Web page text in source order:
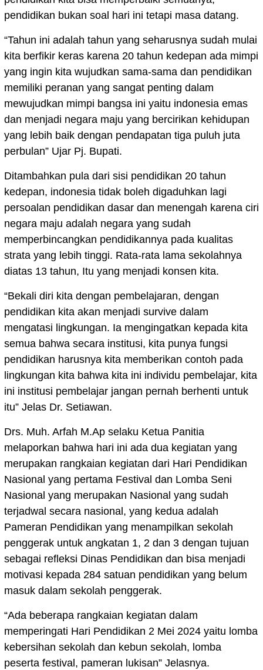
pendidikan bukan soal hari ini tetapi masa datang.
“Tahun ini adalah tahun yang seharusnya sudah mulai
kita berfikir keras karena 20 tahun kedepan ada mimpi
yang ingin kita wujudkan sama-sama dan pendidikan
memiliki peranan yang sangat penting dalam
mewujudkan mimpi bangsa ini yaitu indonesia emas
dan menjadi negara maju yang bercirikan kehidupan
yang lebih baik dengan pendapatan tiga puluh juta
perbulan” Ujar Pj. Bupati.
Ditambahkan pula dari sisi pendidikan 20 tahun
kedepan, indonesia tidak boleh digaduhkan lagi
persoalan pendidikan dasar dan menengah karena ciri
negara maju adalah negara yang sudah
memperbincangkan pendidikannya pada kualitas
strata yang lebih tinggi. Rata-rata lama sekolahnya
diatas 13 tahun, Itu yang menjadi konsen kita.
“Bekali diri kita dengan pembelajaran, dengan
pendidikan kita akan menjadi survive dalam
mengatasi lingkungan. Ia mengingatkan kepada kita
semua bahwa secara institusi, kita punya fungsi
pendidikan harusnya kita memberikan contoh pada
lingkungan kita bahwa kita ini individu pembelajar, kita
ini institusi pembelajar jangan pernah berhenti untuk
itu” Jelas Dr. Setiawan.
Drs. Muh. Arfah M.Ap selaku Ketua Panitia
melaporkan bahwa hari ini ada dua kegiatan yang
merupakan rangkaian kegiatan dari Hari Pendidikan
Nasional yang pertama Festival dan Lomba Seni
Nasional yang merupakan Nasional yang sudah
terjadwal secara nasional, yang kedua adalah
Pameran Pendidikan yang menampilkan sekolah
penggerak untuk angkatan 1, 2 dan 3 dengan tujuan
sebagai refleksi Dinas Pendidikan dan bisa menjadi
motivasi kepada 284 satuan pendidikan yang belum
masuk dalam sekolah penggerak.
“Ada beberapa rangkaian kegiatan dalam
memperingati Hari Pendidikan 2 Mei 2024 yaitu lomba
kebersihan sekolah dan kebun sekolah, lomba
peserta festival, pameran lukisan” Jelasnya.